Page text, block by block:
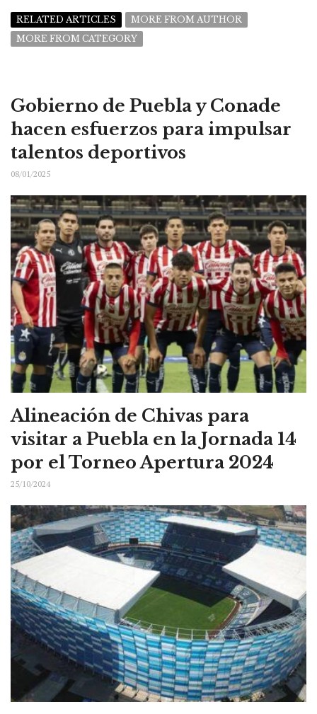
RELATED ARTICLES
MORE FROM AUTHOR
MORE FROM CATEGORY
Gobierno de Puebla y Conade
hacen esfuerzos para impulsar
talentos deportivos
08/01/2025
Alineación de Chivas para
visitar a Puebla en la Jornada 14
por el Torneo Apertura 2024
25/10/2024